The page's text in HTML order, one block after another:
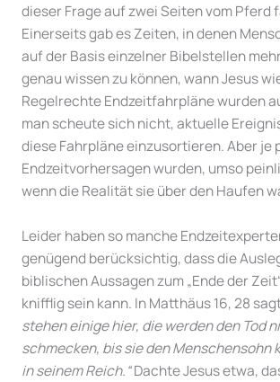
dieser Frage auf zwei Seiten vom Pferd
Einerseits gab es Zeiten, in denen
auf der Basis einzelner Bibelstellen
genau wissen zu können, wann Jesus
Regelrechte Endzeitfahrpläne wurden
man scheute sich nicht, aktuelle
diese Fahrpläne einzusortieren. Aber je
Endzeitvorhersagen wurden, umso
wenn die Realität sie über den Haufen
Leider haben so manche
genügend berücksichtig, dass die
biblischen Aussagen zum „Ende der
knifflig sein kann. In Matthäus 16, 28
stehen einige hier, die werden den Tod
schmecken, bis sie den Menschensohn
in seinem Reich.“Dachte Jesus etwa,